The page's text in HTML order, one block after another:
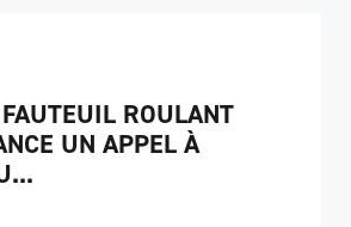
ROULANT
UN APPEL À